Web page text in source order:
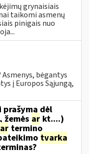
grynaisiais
taikomi asmenų
pinigais nuo
bėgantys
į Europos Sąjungą,
dėl
ar kt....)
ar termino
tvarka